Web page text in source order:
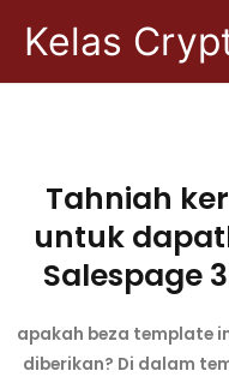
Kelas
Tahniah
untuk
Salespage
apakah beza template
diberikan? Di dalam